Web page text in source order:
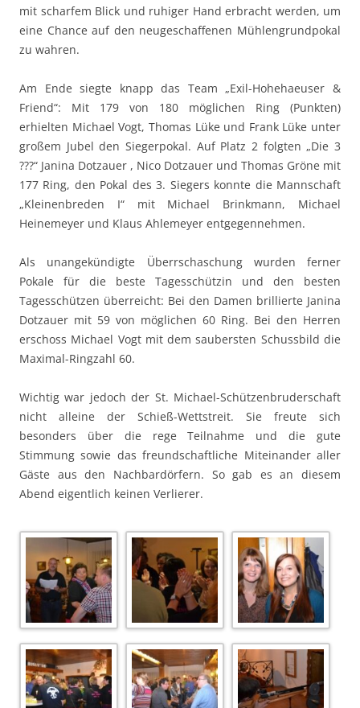
mit scharfem Blick und ruhiger Hand erbracht werden, um
eine Chance auf den neugeschaffenen Mühlengrundpokal
zu wahren.
Am Ende siegte knapp das Team „Exil-Hohehaeuser &
Friend“: Mit 179 von 180 möglichen Ring (Punkten)
erhielten Michael Vogt, Thomas Lüke und Frank Lüke unter
großem Jubel den Siegerpokal. Auf Platz 2 folgten „Die 3
???“ Janina Dotzauer , Nico Dotzauer und Thomas Gröne mit
177 Ring, den Pokal des 3. Siegers konnte die Mannschaft
„Kleinenbreden I“ mit Michael Brinkmann, Michael
Heinemeyer und Klaus Ahlemeyer entgegennehmen.
Als unangekündigte Überrschaschung wurden ferner
Pokale für die beste Tagesschützin und den besten
Tagesschützen überreicht: Bei den Damen brillierte Janina
Dotzauer mit 59 von möglichen 60 Ring. Bei den Herren
erschoss Michael Vogt mit dem saubersten Schussbild die
Maximal-Ringzahl 60.
Wichtig war jedoch der St. Michael-Schützenbruderschaft
nicht alleine der Schieß-Wettstreit. Sie freute sich
besonders über die rege Teilnahme und die gute
Stimmung sowie das freundschaftliche Miteinander aller
Gäste aus den Nachbardörfern. So gab es an diesem
Abend eigentlich keinen Verlierer.